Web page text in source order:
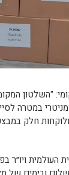
"השלטון
במטרה
חלק
העולמית